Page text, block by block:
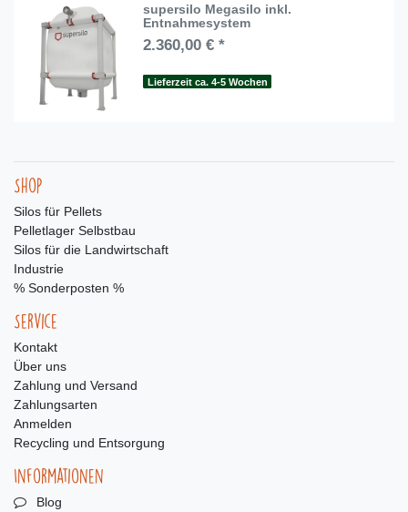
supersilo Megasilo inkl.
Entnahmesystem
2.360,00 € *
Lieferzeit ca. 4-5 Wochen
Shop
Silos für Pellets
Pelletlager Selbstbau
Silos für die Landwirtschaft
Industrie
% Sonderposten %
Service
Kontakt
Über uns
Zahlung und Versand
Zahlungsarten
Anmelden
Recycling und Entsorgung
Informationen
Blog